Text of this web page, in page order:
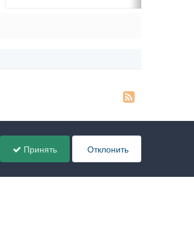
Принять Отклонить